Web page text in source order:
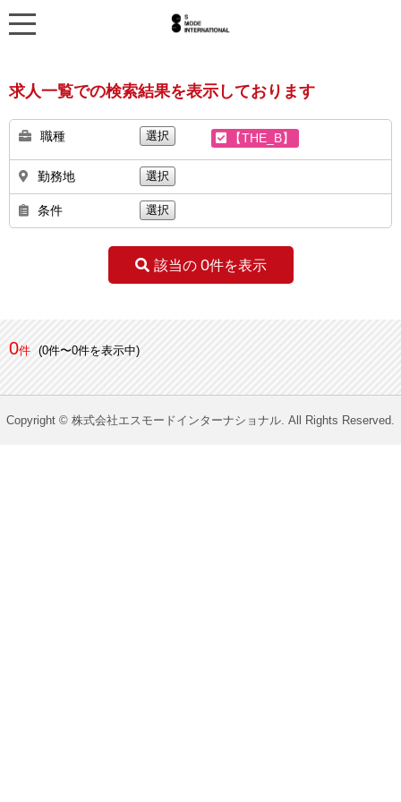
求人一覧での検索結果を表示しております
職種 選択 【THE_B】
勤務地 選択
条件 選択
該当の 0件を表示
0件 (0件〜0件を表示中)
Copyright © 株式会社エスモードインターナショナル. All Rights Reserved.